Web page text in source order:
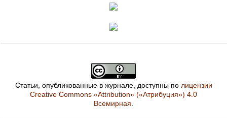
Статьи, опубликованные в журнале, доступны по лицензии
Creative Commons «Attribution» («Атрибуция») 4.0
Всемирная